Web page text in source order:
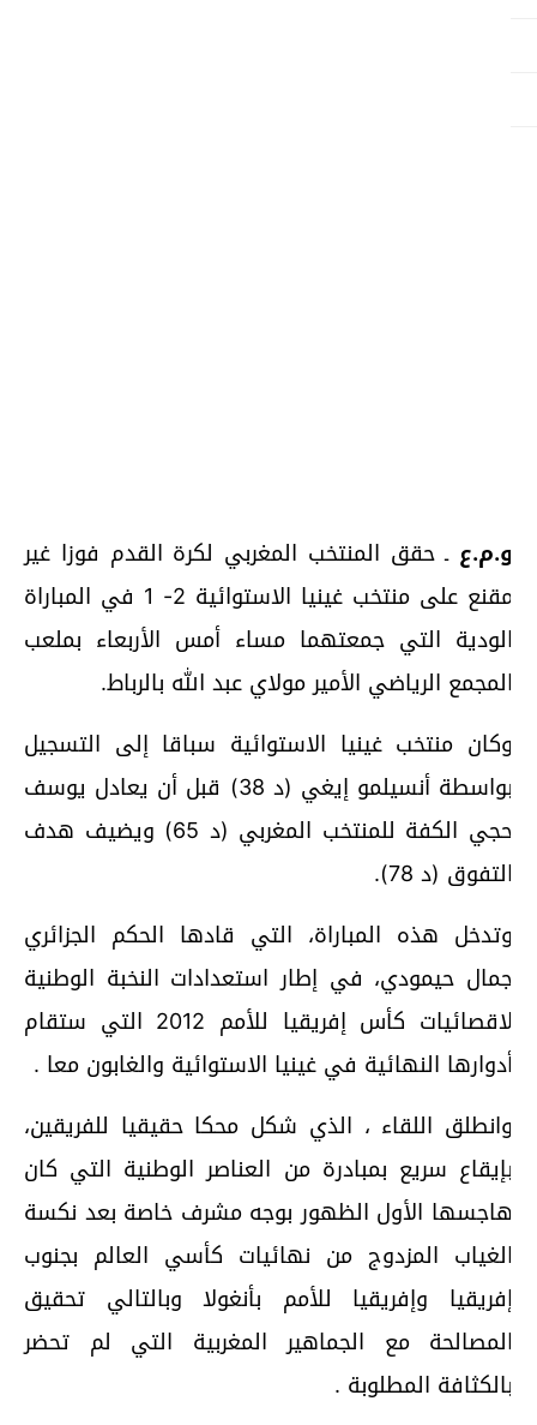
ـ حقق المنتخب المغربي لكرة القدم فوزا غير
مقنع على منتخب غينيا الاستوائية 2- 1 في المباراة
التي جمعتهما مساء أمس الأربعاء بملعب
الرياضي الأمير مولاي عبد الله بالرباط.
منتخب غينيا الاستوائية سباقا إلى التسجيل
بواسطة أنسيلمو إيغي (د 38) قبل أن يعادل يوسف
حجي الكفة للمنتخب المغربي (د 65) ويضيف هدف
(د 78).
هذه المباراة، التي قادها الحكم الجزائري
حيمودي، في إطار استعدادات النخبة الوطنية
لاقصائيات كأس إفريقيا للأمم 2012 التي ستقام
النهائية في غينيا الاستوائية والغابون معا .
اللقاء ، الذي شكل محكا حقيقيا للفريقين،
سريع بمبادرة من العناصر الوطنية التي كان
الأول الظهور بوجه مشرف خاصة بعد نكسة
المزدوج من نهائيات كأسي العالم بجنوب
وإفريقيا للأمم بأنغولا وبالتالي تحقيق
مع الجماهير المغربية التي لم تحضر
المطلوبة .